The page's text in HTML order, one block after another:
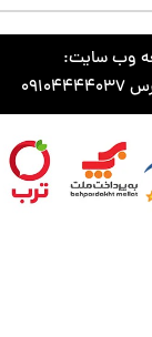
وب سایت: